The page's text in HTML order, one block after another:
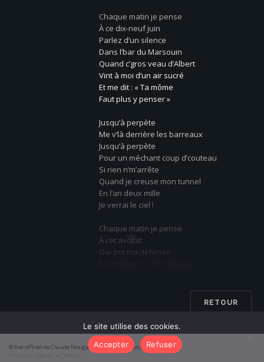
Chaque matin je pense
À ce dix-neuf juin
Parlez d’un silence
Dans l’bar du Marsouin
Quand c’gros veau d’Albert
Vint à moi d’un air sucré
Et me dit : « Ta môme
Faut plus y penser »
Jusqu’à perpète
Me v’là derrière les barreaux
Jusqu’à perpète
Pour un méchant coup d’couteau
Si rien n’m’arrête
Quand je creuse mon tunnel
En l’an deux mille
Je verrai le ciel !
Chaque matin je pense
À cet avocat
Qui prit ma défense
Jusqu’à perpète
Me v’là derrière les barreaux
▼
RETOUR
© Site officiel de Claude Nougaro 2026 – Tous droits réservés
–
Le site utilise des cookies.
Accepter
Refuser